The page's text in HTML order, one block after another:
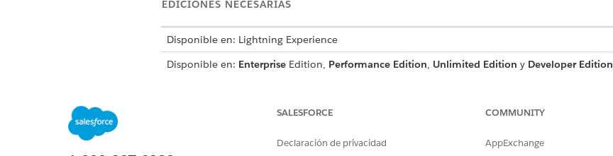
EDICIONES NECESARIAS
Disponible en: Lightning Experience
Disponible en: EnterpriseEdition, Performance Edition, Unlimited Edition y Developer Edition
usuario común para acciones de agente estándar.
SALESFORCE
Declaración de privacidad
COMMUNITY
AppExchange